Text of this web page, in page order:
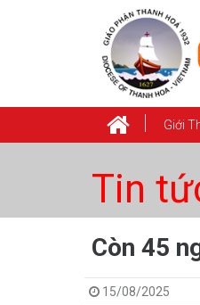
Giới
Tin
Còn 45
15/08/2025